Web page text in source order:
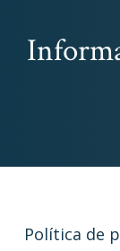
Política de